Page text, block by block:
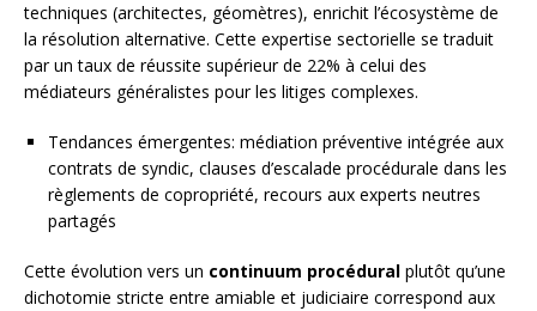
techniques (architectes, géomètres), enrichit l’écosystème de
la résolution alternative. Cette expertise sectorielle se traduit
par un taux de réussite supérieur de 22% à celui des
médiateurs généralistes pour les litiges complexes.
Tendances émergentes: médiation préventive intégrée aux
contrats de syndic, clauses d’escalade procédurale dans les
règlements de copropriété, recours aux experts neutres
partagés
Cette évolution vers un continuum procédural plutôt qu’une
dichotomie stricte entre amiable et judiciaire correspond aux